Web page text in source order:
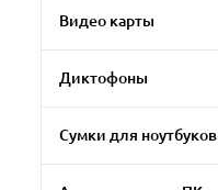
Видео карты
Диктофоны
Сумки для ноутбуков